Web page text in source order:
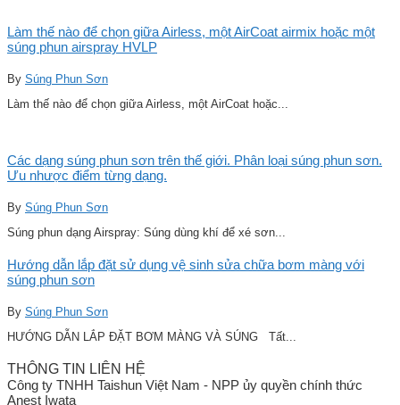
Làm thế nào để chọn giữa Airless, một AirCoat airmix hoặc một
súng phun airspray HVLP
By Súng Phun Sơn
Làm thế nào để chọn giữa Airless, một AirCoat hoặc...
Các dạng súng phun sơn trên thế giới. Phân loại súng phun sơn.
Ưu nhược điểm từng dạng.
By Súng Phun Sơn
Súng phun dạng Airspray: Súng dùng khí để xé sơn...
Hướng dẫn lắp đặt sử dụng vệ sinh sửa chữa bơm màng với
súng phun sơn
By Súng Phun Sơn
HƯỚNG DẪN LẮP ĐẶT BƠM MÀNG VÀ SÚNG Tất...
THÔNG TIN LIÊN HỆ
Công ty TNHH Taishun Việt Nam - NPP ủy quyền chính thức
Anest Iwata